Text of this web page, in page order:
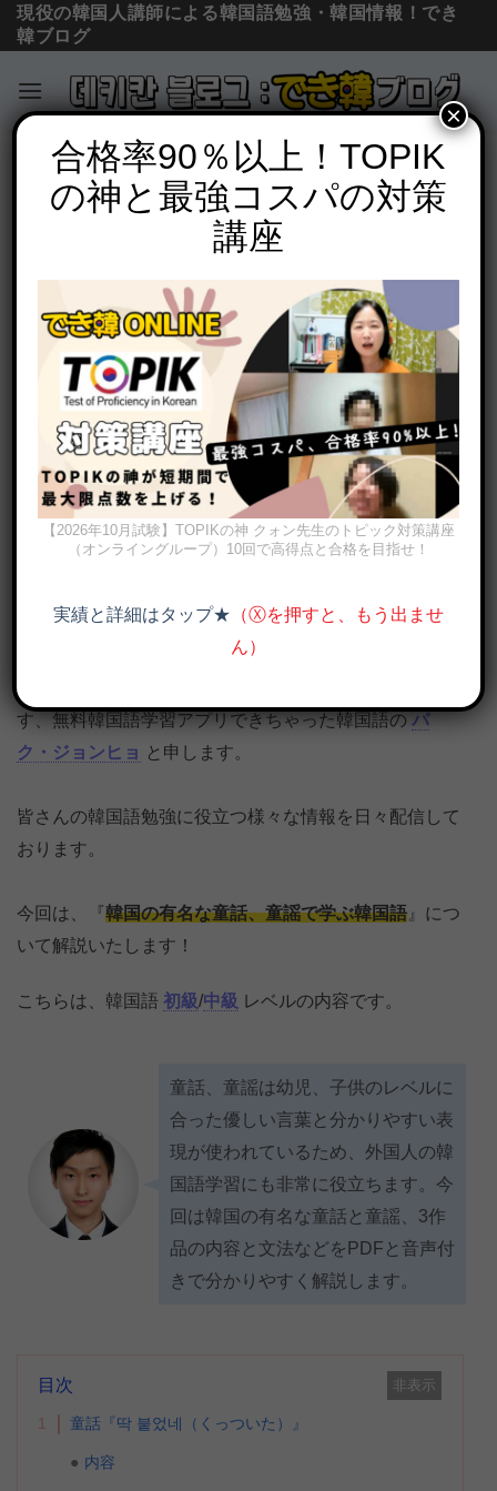
Skip
content
現役の韓国人講師による韓国語勉強・韓国情報！でき
韓ブログ
必須文法と表現
韓国の有名な童話、童謡で学ぶ韓国語｜
PDF、音声解説付き
POSTED ON2024年5月18日 BY でき韓 パク先生
韓国の有名な童話、童謡で学ぶ韓国語｜PDF、音声解説付き
韓国語の勉強・ハングルの学習をお手伝いしておりま
す、無料韓国語学習アプリできちゃった韓国語の パ
ク・ジョンヒョ と申します。
皆さんの韓国語勉強に役立つ様々な情報を日々配信して
おります。
今回は、『韓国の有名な童話、童謡で学ぶ韓国語 』につ
いて解説いたします！
こちらは、韓国語 初級/中級 レベルの内容です。
童話、童謡は幼児、子供のレベルに
合った優しい言葉と分かりやすい表
現が使われているため、外国人の韓
国語学習にも非常に役立ちます。今
回は韓国の有名な童話と童謡、3作
品の内容と文法などをPDFと音声付
きで分かりやすく解説します。
目次 非表示
1 童話『딱 붙었네（くっついた）』
内容
合格率90％以上！TOPIK
の神と最強コスパの対策
講座
【2026年10月試験】TOPIKの神 クォン先生のトピック対策講座
（オンライングループ）10回で高得点と合格を目指せ！
実績と詳細はタップ★ （Ⓧを押すと、もう出ませ
ん）
×